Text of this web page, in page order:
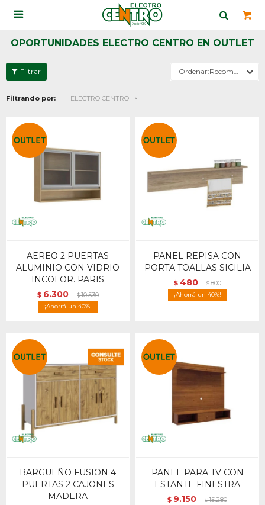

OPORTUNIDADES ELECTRO CENTRO EN OUTLET
Recomendados
Filtrando por: ELECTRO CENTRO
AEREO 2 PUERTAS
ALUMINIO CON VIDRIO
INCOLOR. PARIS
$ 6.300 $10.530
40
PANEL REPISA CON
PORTA TOALLAS SICILIA
$ 480 $800
40
BARGUEÑO FUSION 4
PUERTAS 2 CAJONES
MADERA
PANEL PARA TV CON
ESTANTE FINESTRA
$ 9.150 $15.280